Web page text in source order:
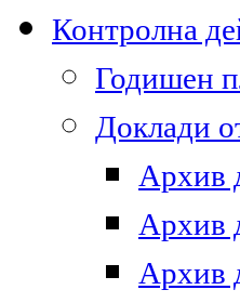
Контролна
Годишен
Доклади
Архив
Архив
Архив